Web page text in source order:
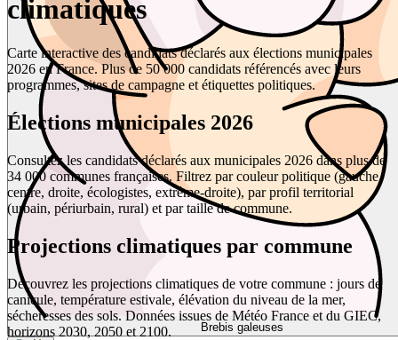
Brebis galeuses
climatiques
Carte interactive des candidats déclarés aux élections municipales
2026 en France. Plus de 50 000 candidats référencés avec leurs
programmes, sites de campagne et étiquettes politiques.
Élections municipales 2026
Consultez les candidats déclarés aux municipales 2026 dans plus de
34 000 communes françaises. Filtrez par couleur politique (gauche,
centre, droite, écologistes, extrême-droite), par profil territorial
(urbain, périurbain, rural) et par taille de commune.
Projections climatiques par commune
Découvrez les projections climatiques de votre commune : jours de
canicule, température estivale, élévation du niveau de la mer,
sécheresses des sols. Données issues de Météo France et du GIEC,
horizons 2030, 2050 et 2100.